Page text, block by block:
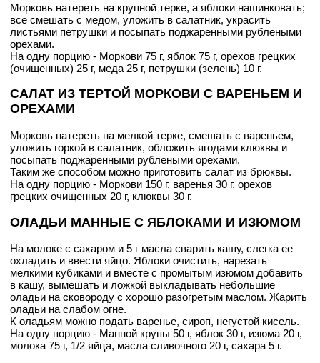
Морковь натереть на крупной терке, а яблоки нашинковать;
все смешать с медом, уложить в салатник, украсить
листьями петрушки и посыпать поджаренными рублеными
орехами.
На одну порцию - Моркови 75 г, яблок 75 г, орехов грецких
(очищенных) 25 г, меда 25 г, петрушки (зелень) 10 г.
САЛАТ ИЗ ТЕРТОЙ МОРКОВИ С ВАРЕНЬЕМ И
ОРЕХАМИ
Морковь натереть на мелкой терке, смешать с вареньем,
уложить горкой в салатник, обложить ягодами клюквы и
посыпать поджаренными рублеными орехами.
Таким же способом можно приготовить салат из брюквы.
На одну порцию - Моркови 150 г, варенья 30 г, орехов
грецких очищенных 20 г, клюквы 30 г.
ОЛАДЬИ МАННЫЕ С ЯБЛОКАМИ И ИЗЮМОМ
На молоке с сахаром и 5 г масла сварить кашу, слегка ее
охладить и ввести яйцо. Яблоки очистить, нарезать
мелкими кубиками и вместе с промытым изюмом добавить
в кашу, вымешать и ложкой выкладывать небольшие
оладьи на сковороду с хорошо разогретым маслом. Жарить
оладьи на слабом огне.
К оладьям можно подать варенье, сироп, негустой кисель.
На одну порцию - Манной крупы 50 г, яблок 30 г, изюма 20 г,
молока 75 г, 1/2 яйца, масла сливочного 20 г, сахара 5 г.